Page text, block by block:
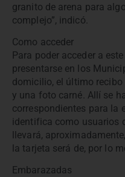
granito de arena para
complejo”, indicó.
Como acceder
Para poder acceder a
presentarse en los
domicilio, el último
y una foto carné. Allí se
correspondientes para la
identifica como usuarios
llevará,
la tarjeta será de, por lo
Embarazadas